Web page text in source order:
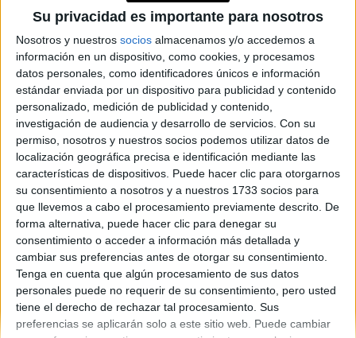
Su privacidad es importante para nosotros
Nosotros y nuestros socios almacenamos y/o accedemos a
información en un dispositivo, como cookies, y procesamos
datos personales, como identificadores únicos e información
estándar enviada por un dispositivo para publicidad y contenido
personalizado, medición de publicidad y contenido,
investigación de audiencia y desarrollo de servicios. Con su
permiso, nosotros y nuestros socios podemos utilizar datos de
localización geográfica precisa e identificación mediante las
características de dispositivos. Puede hacer clic para otorgarnos
su consentimiento a nosotros y a nuestros 1733 socios para
que llevemos a cabo el procesamiento previamente descrito. De
forma alternativa, puede hacer clic para denegar su
consentimiento o acceder a información más detallada y
cambiar sus preferencias antes de otorgar su consentimiento.
Tenga en cuenta que algún procesamiento de sus datos
personales puede no requerir de su consentimiento, pero usted
tiene el derecho de rechazar tal procesamiento. Sus
preferencias se aplicarán solo a este sitio web. Puede cambiar
Como Agua para Chocolate:
Una serie que revive el México
del siglo XX con amor,
tradición y emociones
profundas
Espacio Publicitario
Diario Perfil Caras Noticias Fortuna